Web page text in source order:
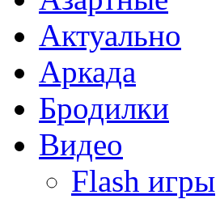
Актуально
Аркада
Бродилки
Видео
Flash игры